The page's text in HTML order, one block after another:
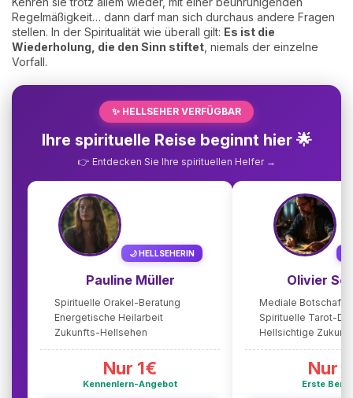
Regelmäßigkeit… dann darf man sich durchaus andere Fragen
stellen. In der Spiritualität wie überall gilt: Es ist die
Wiederholung, die den Sinn stiftet , niemals der einzelne
Vorfall.
✨ HELLSEHER VERFÜGBAR
Ihre spirituelle Reise beginnt hier 🌟
👉 Entdecken Sie Ihre spirituellen Helfer →
🌙 HELLSEHERIN
Pauline Müller
Spirituelle Orakel-Beratung
Energetische Heilarbeit
Zukunfts-Hellsehen
Nur 1€
Kennenlern-Angebot
Olivier
Mediale
Spirituelle Tarot-
Hellsichtige
Nur
Erste